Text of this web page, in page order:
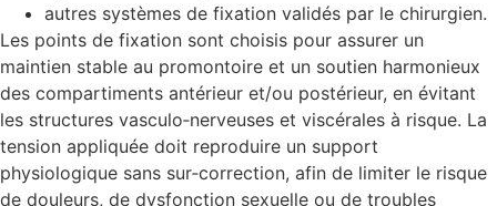
autres systèmes de fixation validés par le chirurgien.
Les points de fixation sont choisis pour assurer un
maintien stable au promontoire et un soutien harmonieux
des compartiments antérieur et/ou postérieur, en évitant
les structures vasculo‑nerveuses et viscérales à risque. La
tension appliquée doit reproduire un support
physiologique sans sur‑correction, afin de limiter le risque
de douleurs, de dysfonction sexuelle ou de troubles